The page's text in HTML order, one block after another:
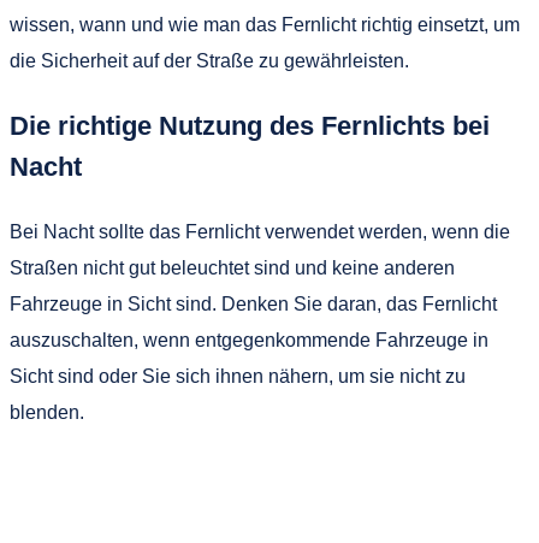
wissen, wann und wie man das Fernlicht richtig einsetzt, um
die Sicherheit auf der Straße zu gewährleisten.
Die richtige Nutzung des Fernlichts bei
Nacht
Bei Nacht sollte das Fernlicht verwendet werden, wenn die
Straßen nicht gut beleuchtet sind und keine anderen
Fahrzeuge in Sicht sind. Denken Sie daran, das Fernlicht
auszuschalten, wenn entgegenkommende Fahrzeuge in
Sicht sind oder Sie sich ihnen nähern, um sie nicht zu
blenden.